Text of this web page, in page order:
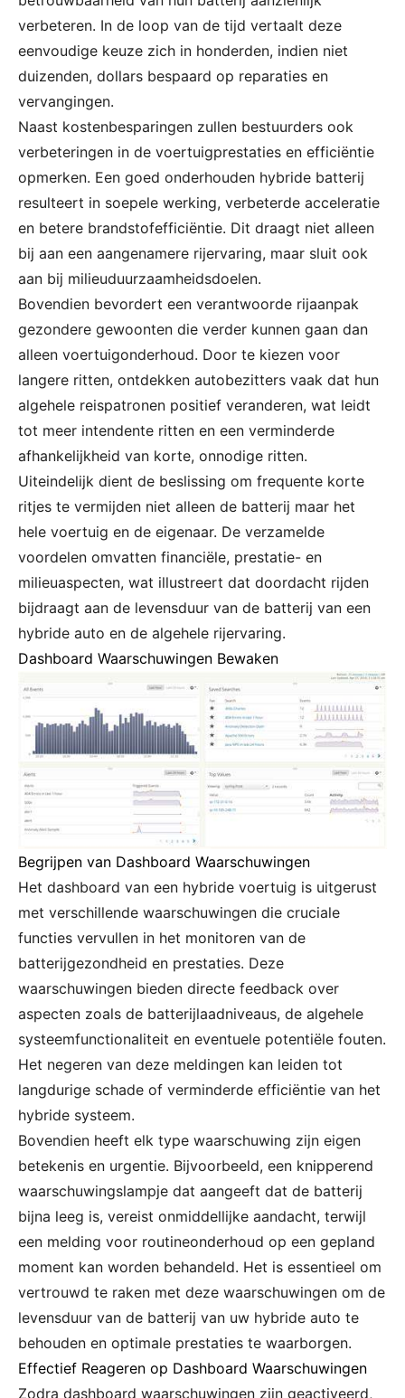
verbeteren. In de loop van de tijd vertaalt deze
eenvoudige keuze zich in honderden, indien niet
duizenden, dollars bespaard op reparaties en
vervangingen.
Naast kostenbesparingen zullen bestuurders ook
verbeteringen in de voertuigprestaties en efficiëntie
opmerken. Een goed onderhouden hybride batterij
resulteert in soepele werking, verbeterde acceleratie
en betere brandstofefficiëntie. Dit draagt niet alleen
bij aan een aangenamere rijervaring, maar sluit ook
aan bij milieuduurzaamheidsdoelen.
Bovendien bevordert een verantwoorde rijaanpak
gezondere gewoonten die verder kunnen gaan dan
alleen voertuigonderhoud. Door te kiezen voor
langere ritten, ontdekken autobezitters vaak dat hun
algehele reispatronen positief veranderen, wat leidt
tot meer intendente ritten en een verminderde
afhankelijkheid van korte, onnodige ritten.
Uiteindelijk dient de beslissing om frequente korte
ritjes te vermijden niet alleen de batterij maar het
hele voertuig en de eigenaar. De verzamelde
voordelen omvatten financiële, prestatie- en
milieuaspecten, wat illustreert dat doordacht rijden
bijdraagt aan de levensduur van de batterij van een
hybride auto en de algehele rijervaring.
Dashboard Waarschuwingen Bewaken
Begrijpen van Dashboard Waarschuwingen
Het dashboard van een hybride voertuig is uitgerust
met verschillende waarschuwingen die cruciale
functies vervullen in het monitoren van de
batterijgezondheid en prestaties. Deze
waarschuwingen bieden directe feedback over
aspecten zoals de batterijlaadniveaus, de algehele
systeemfunctionaliteit en eventuele potentiële fouten.
Het negeren van deze meldingen kan leiden tot
langdurige schade of verminderde efficiëntie van het
hybride systeem.
Bovendien heeft elk type waarschuwing zijn eigen
betekenis en urgentie. Bijvoorbeeld, een knipperend
waarschuwingslampje dat aangeeft dat de batterij
bijna leeg is, vereist onmiddellijke aandacht, terwijl
een melding voor routineonderhoud op een gepland
moment kan worden behandeld. Het is essentieel om
vertrouwd te raken met deze waarschuwingen om de
levensduur van de batterij van uw hybride auto te
behouden en optimale prestaties te waarborgen.
Effectief Reageren op Dashboard Waarschuwingen
Zodra dashboard waarschuwingen zijn geactiveerd,